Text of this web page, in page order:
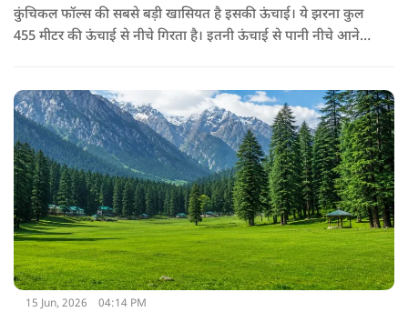
कुंचिकल फॉल्स की सबसे बड़ी खासियत है इसकी ऊंचाई। ये झरना कुल
455 मीटर की ऊंचाई से नीचे गिरता है। इतनी ऊंचाई से पानी नीचे आने
पास स्थित है। ये झरना वराही नदी से बनता है और पश्चिमी घाट से होकर
गुजरता है।
15 Jun, 2026 04:14 PM